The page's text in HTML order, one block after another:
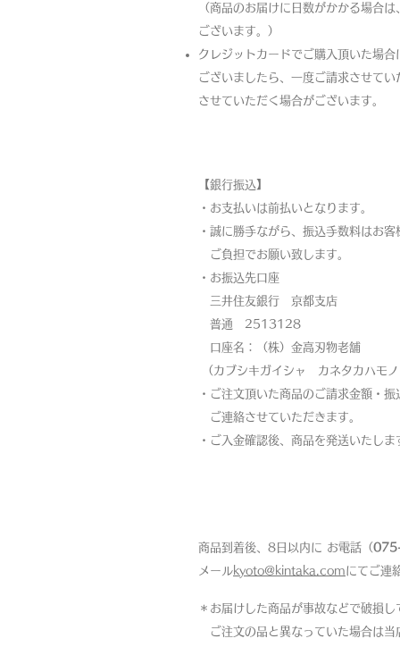
（商品のお届けに日数がかかる場合
ございます。）
クレジットカードでご購入頂いた場
ございましたら、一度ご請求させて
させていただく場合がございます。
【銀行振込】
・お支払いは前払いとなります。
・ 誠に勝手ながら、振込手数料はお客
ご負担でお願い致します。
・お振込先口座
三井住友銀行 京都支店
普通 2513128
口座名：（株）金高刃物老舗
（カブシキガイシャ カネタカハモ
・ご注文頂いた商品のご請求金額・
ご連絡させていただきます。
・ご入金確認後、商品を発送いたしま
商品到着後、8日以内に お電話（
メールkyoto@kintaka.comにてご
＊お届けした商品が事故などで破損し
ご注文の品と異なっていた場合は当